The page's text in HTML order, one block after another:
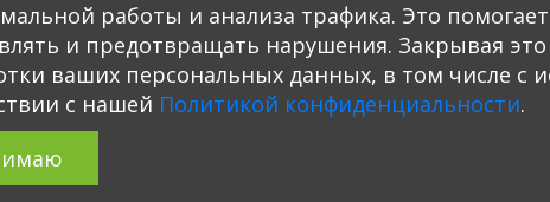
© 2020-2026. Разработка и
Все права защищены законом
работы и анализа трафика. Это
и предотвращать нарушения. Закрывая
ваших персональных данных, в том числе с
с нашей Политикой конфиденциальности.